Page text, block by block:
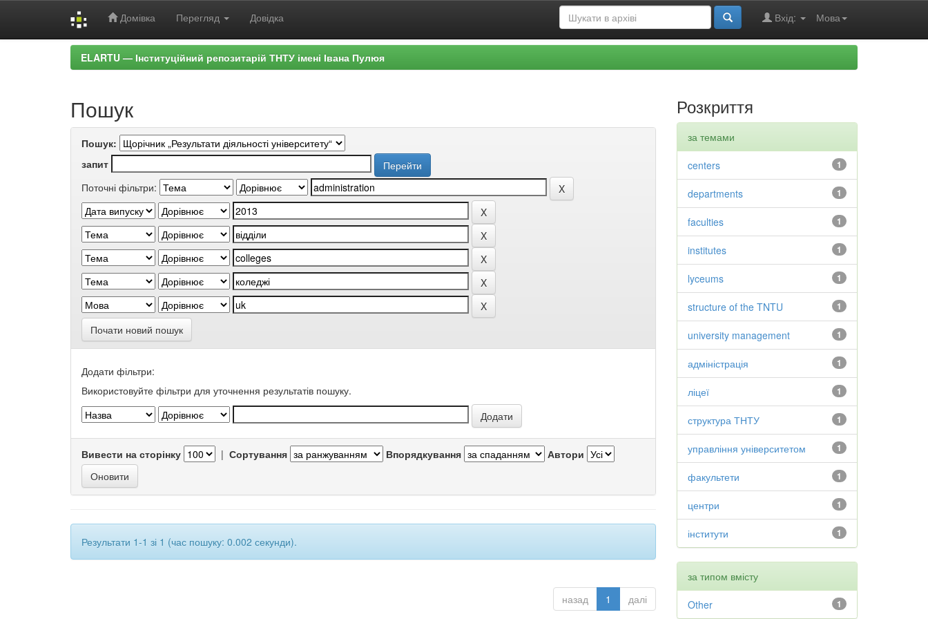
Домівка Перегляд Довідка Мова
Вхід:
ELARTU — Інституційний репозитарій ТНТУ імені Івана Пулюя
Пошук
Пошук:
запит
Поточні фільтри:
Почати новий пошук
Додати фільтри:
Використовуйте фільтри для уточнення результатів пошуку.
Вивести на сторінку | Сортування Впорядкування Автори
Результати 1-1 зі 1 (час пошуку: 0.002 секунди).
назад 1 далі
Розкриття
за темами
1
centers
1
departments
1
faculties
1
institutes
1
lyceums
1
structure of the TNTU
1
university management
1
адміністрація
1
ліцеї
1
структура ТНТУ
1
управління університетом
1
факультети
1
центри
1
інститути
за типом вмісту
1
Other